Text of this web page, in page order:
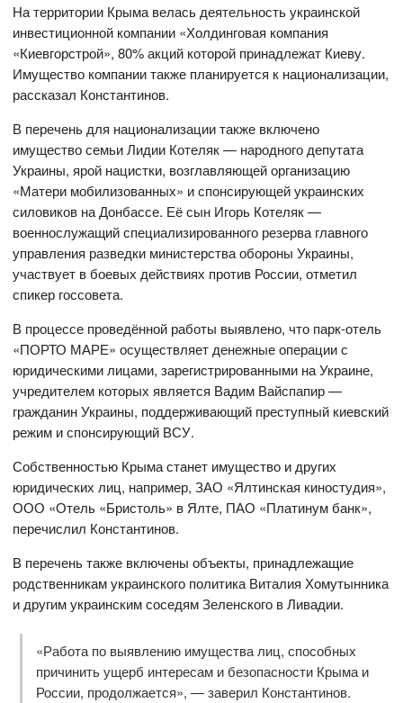
На территории Крыма велась деятельность украинской
инвестиционной компании «Холдинговая компания
«Киевгорстрой», 80% акций которой принадлежат Киеву.
Имущество компании также планируется к национализации,
рассказал Константинов.
В перечень для национализации также включено
имущество семьи Лидии Котеляк — народного депутата
Украины, ярой нацистки, возглавляющей организацию
«Матери мобилизованных» и спонсирующей украинских
силовиков на Донбассе. Её сын Игорь Котеляк —
военнослужащий специализированного резерва главного
управления разведки министерства обороны Украины,
участвует в боевых действиях против России, отметил
спикер госсовета.
В процессе проведённой работы выявлено, что парк-отель
«ПОРТО МАРЕ» осуществляет денежные операции с
юридическими лицами, зарегистрированными на Украине,
учредителем которых является Вадим Вайспапир —
гражданин Украины, поддерживающий преступный киевский
режим и спонсирующий ВСУ.
Собственностью Крыма станет имущество и других
юридических лиц, например, ЗАО «Ялтинская киностудия»,
ООО «Отель «Бристоль» в Ялте, ПАО «Платинум банк»,
перечислил Константинов.
В перечень также включены объекты, принадлежащие
родственникам украинского политика Виталия Хомутынника
и другим украинским соседям Зеленского в Ливадии.
«Работа по выявлению имущества лиц, способных
причинить ущерб интересам и безопасности Крыма и
России, продолжается», — заверил Константинов.